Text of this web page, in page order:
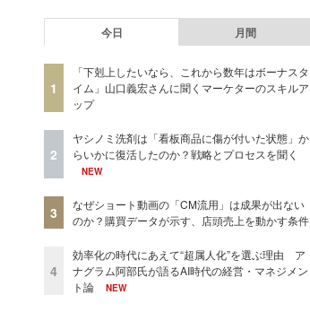
今日 月間
1
「下剋上したいなら、これから数年はボーナスタ
イム」山口義宏さんに聞くマーケターのスキルア
ップ
2
ヤシノミ洗剤は「看板商品に傷が付いた状態」か
らいかに復活したのか？戦略とプロセスを聞く
NEW
3
なぜショート動画の「CM流用」は成果が出ない
のか？購買データが示す、店頭売上を動かす条件
4
効率化の時代にあえて“超属人化”を選ぶ理由 ア
ナグラム阿部氏が語るAI時代の経営・マネジメン
ト論
NEW